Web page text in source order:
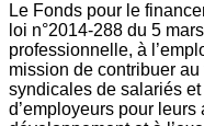
Le Fonds pour le
loi n°2014-288 du 5
professionnelle, à
mission de contribuer
syndicales de salariés
d’employeurs pour